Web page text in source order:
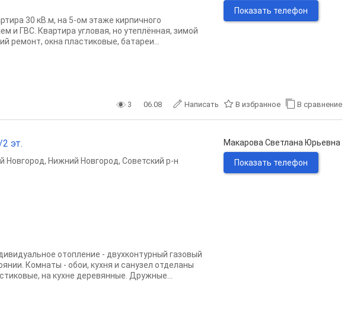
30 кВ.м, на 5-ом этаже кирпичного
и ГВС. Квартира угловая, но утеплённая, зимой
ремонт, окна пластиковые, батареи...
Показать телефон
3 06.08 Написать В избранное В сравнение
эт.
Новгород, Нижний Новгород, Советский р-н
отопление - двухконтурный газовый
Комнаты - обои, кухня и санузел отделаны
на кухне деревянные. Дружные...
Макарова Светлана Юрьевна
Показать телефон